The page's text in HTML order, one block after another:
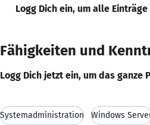
Logg Dich ein, um alle Einträge
Fähigkeiten und
Logg Dich jetzt ein, um das ganze
Systemadministration Windows